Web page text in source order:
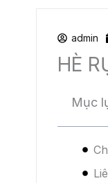
admin
HÈ
Mục